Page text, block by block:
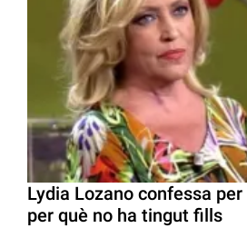
Lydia Lozano confessa
per què no ha tingut fills